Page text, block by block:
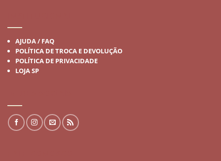
AJUDA / FAQ
POLÍTICA DE TROCA E DEVOLUÇÃO
POLÍTICA DE PRIVACIDADE
LOJA SP